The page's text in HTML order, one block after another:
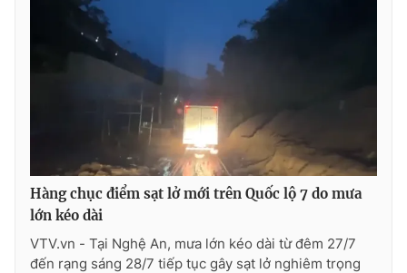
® Cấm sao chép dưới mọi hình thức nếu không có sự chấp
thuận bằng văn bản. Ghi rõ nguồn VTV.vn khi phát hành lại
thông tin từ website này.
Hàng chục điểm sạt lở mới trên Quốc lộ 7 do mưa
lớn kéo dài
VTV.vn - Tại Nghệ An, mưa lớn kéo dài từ đêm 27/7
đến rạng sáng 28/7 tiếp tục gây sạt lở nghiêm trọng